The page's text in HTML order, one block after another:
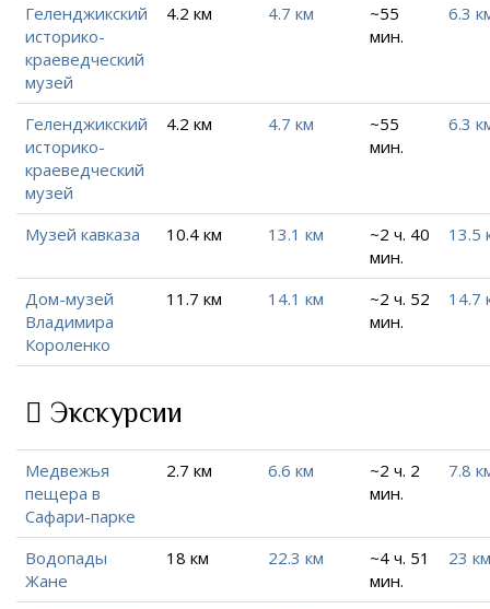
Геленджикский
историко-
краеведческий
музей
4.2 км 4.7 км
~55
мин.
6.3
Геленджикский
историко-
краеведческий
музей
4.2 км 4.7 км
~55
мин.
6.3
Музей кавказа 10.4 км 13.1 км
~2 ч. 40
мин.
13.5
Дом-музей
Владимира
Короленко
11.7 км 14.1 км
~2 ч. 52
мин.
14.7
Экскурсии
Медвежья
пещера в
Сафари-парке
2.7 км 6.6 км
~2 ч. 2
мин.
7.8
Водопады
Жане
18 км 22.3 км
~4 ч. 51
мин.
23 км